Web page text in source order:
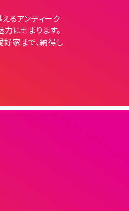
るアンティーク
にせまります。
家まで、納得し